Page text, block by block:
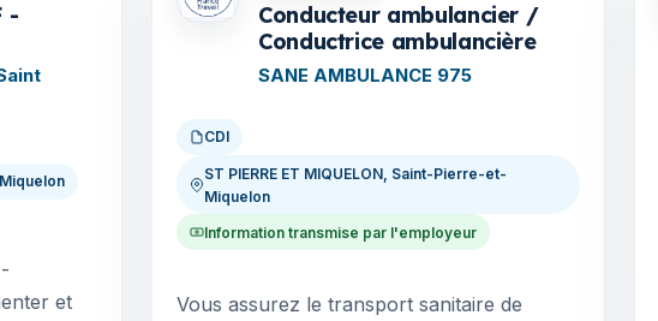
-
et
Conducteur ambulancier /
Conductrice ambulancière
SANE AMBULANCE 975
CDI
ST PIERRE ET MIQUELON, Saint-Pierre-et-
Miquelon
Information transmise par l'employeur
Vous assurez le transport sanitaire de